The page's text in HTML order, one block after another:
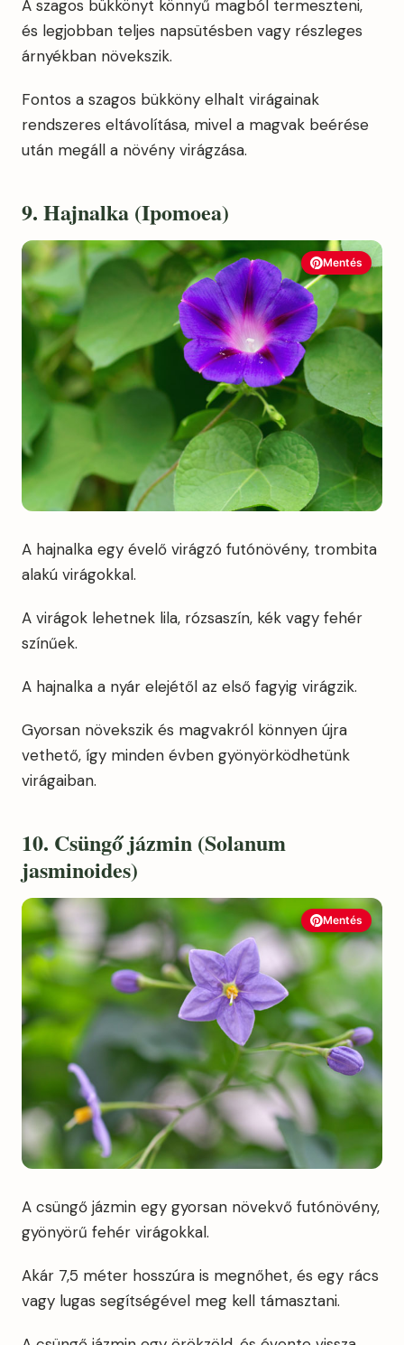
A szagos bükkönyt könnyű magból termeszteni,
és legjobban teljes napsütésben vagy részleges
árnyékban növekszik.
Fontos a szagos bükköny elhalt virágainak
rendszeres eltávolítása, mivel a magvak beérése
után megáll a növény virágzása.
9. Hajnalka (Ipomoea)
Mentés
A hajnalka egy évelő virágzó futónövény, trombita
alakú virágokkal.
A virágok lehetnek lila, rózsaszín, kék vagy fehér
színűek.
A hajnalka a nyár elejétől az első fagyig virágzik.
Gyorsan növekszik és magvakról könnyen újra
vethető, így minden évben gyönyörködhetünk
virágaiban.
10. Csüngő jázmin (Solanum
jasminoides)
Mentés
A csüngő jázmin egy gyorsan növekvő futónövény,
gyönyörű fehér virágokkal.
Akár 7,5 méter hosszúra is megnőhet, és egy rács
vagy lugas segítségével meg kell támasztani.